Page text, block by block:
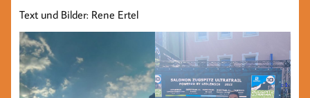
Text und Bilder: Rene Ertel